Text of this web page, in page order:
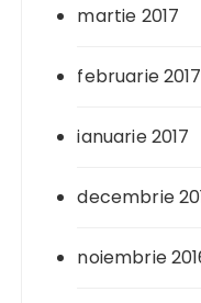
martie 2017
februarie 2017
ianuarie 2017
decembrie
noiembrie